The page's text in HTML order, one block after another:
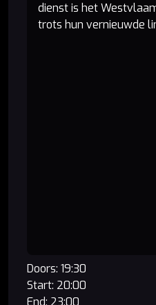
dienst is het
trots hun vernieuwde
Doors: 19:30
Start: 20:00
End: 23:00